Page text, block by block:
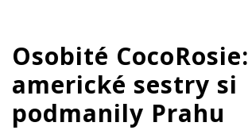
Osobité CocoRosie:
americké sestry si
podmanily Prahu